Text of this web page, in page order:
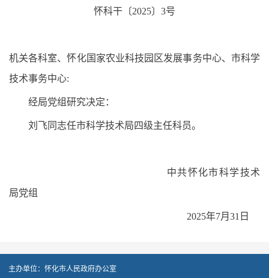
怀科干〔2025〕3号
机关各科室、怀化国家农业科技园区发展事务中心、市科学
技术事务中心:
经局党组研究决定：
刘飞同志任市科学技术局四级主任科员。
中共怀化市科学技术
局党组
2025年7月31日
主办单位：怀化市人民政府办公室